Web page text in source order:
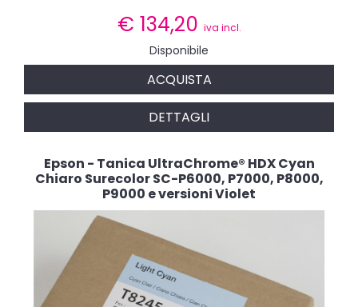
€ 134,20 iva incl.
Disponibile
ACQUISTA
DETTAGLI
Epson - Tanica UltraChrome® HDX Cyan
Chiaro Surecolor SC-P6000, P7000, P8000,
P9000 e versioni Violet